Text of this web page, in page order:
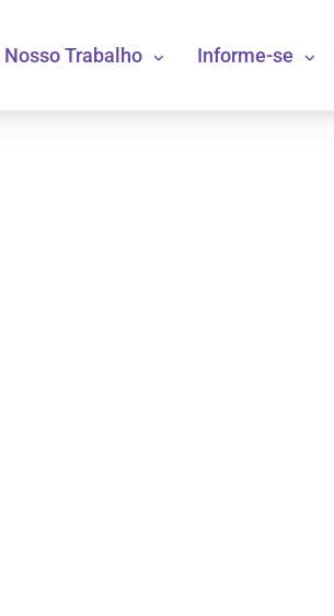
Nosso Trabalho Informe-se